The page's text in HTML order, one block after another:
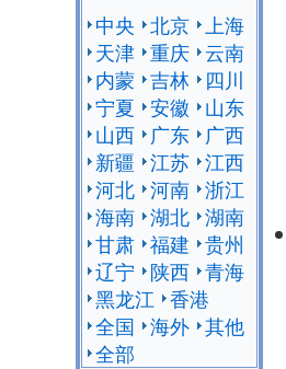
中央 北京 上海
天津 重庆 云南
内蒙 吉林
四川
宁夏 安徽
山东
山西
广东
广西
新疆 江苏 江西
河北 河南 浙江
海南 湖北 湖南
甘肃 福建 贵州
辽宁
陕西 青海
黑龙江 香港
全国 海外 其他
全部